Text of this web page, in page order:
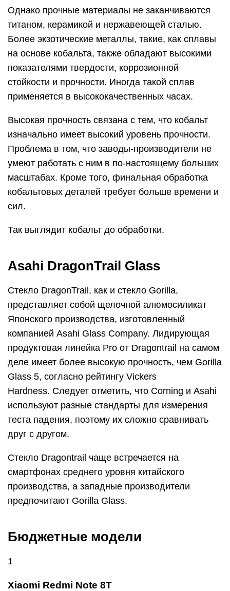
Однако прочные материалы не заканчиваются
титаном, керамикой и нержавеющей сталью.
Более экзотические металлы, такие, как сплавы
на основе кобальта, также обладают высокими
показателями твердости, коррозионной
стойкости и прочности. Иногда такой сплав
применяется в высококачественных часах.
Высокая прочность связана с тем, что кобальт
изначально имеет высокий уровень прочности.
Проблема в том, что заводы-производители не
умеют работать с ним в по-настоящему больших
масштабах. Кроме того, финальная обработка
кобальтовых деталей требует больше времени и
сил.
Так выглядит кобальт до обработки.
Asahi DragonTrail Glass
Стекло DragonTrail, как и стекло Gorilla,
представляет собой щелочной алюмосиликат
Японского производства, изготовленный
компанией Asahi Glass Company. Лидирующая
продуктовая линейка Pro от Dragontrail на самом
деле имеет более высокую прочность, чем Gorilla
Glass 5, согласно рейтингу Vickers
Hardness. Следует отметить, что Corning и Asahi
используют разные стандарты для измерения
теста падения, поэтому их сложно сравнивать
друг с другом.
Стекло Dragontrail чаще встречается на
смартфонах среднего уровня китайского
производства, а западные производители
предпочитают Gorilla Glass.
Бюджетные модели
1
Xiaomi Redmi Note 8T